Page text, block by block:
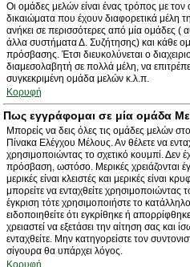
Οι ομάδες μελών είναι ένας τρόπος με τον
δικαιώματα που έχουν διαφορετικά μέλη
ανήκει σε περισσότερες από μία ομάδες (
άλλα συστήματα Δ. Συζήτησης) και κάθε
πρόσβασης. Έτσι διευκολύνεται ο
διαμεσολαβητή σε πολλά μέλη, να
συγκεκριμένη ομάδα μελών κ.λ.π.
Κορυφή
Πως εγγράφομαι σε μία ομάδα
Μπορείς να δεις όλες τις ομάδες μελών
Πίνακα Ελέγχου Μέλους. Αν θέλετε να
χρησιμοποιώντας το σχετικό κουμπί. Δεν
πρόσβαση, ωστόσο. Μερικές χρειάζονται
μερικές είναι κλειστές και μερικές είναι
μπορείτε να ενταχθείτε χρησιμοποιώντας
έγκριση τότε χρησιμοποιήστε το
ειδοποιηθείτε ότι εγκρίθηκε ή
χρειαστεί να εξετάσει την αίτηση σας και
ενταχθείτε. Μην κατηγορείστε τον
σίγουρα θα υπάρχει λόγος.
Κορυφή